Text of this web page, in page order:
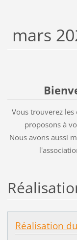
mars
Vous trouverez
proposons à
Nous avons aussi
Réalisation